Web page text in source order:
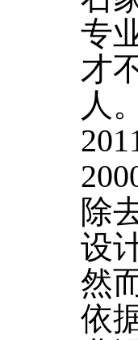
专
才
人。
除
设
然
依